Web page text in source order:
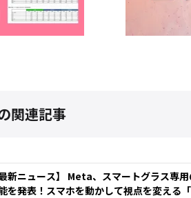
関連記事
最新ニュース】 Meta、スマートグラス専
を発表！スマホを動かして視点を変える